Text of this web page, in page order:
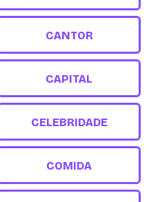
CANTOR
CAPITAL
CELEBRIDADE
COMIDA